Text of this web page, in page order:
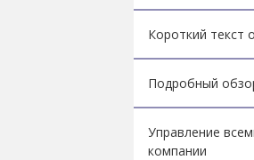
Короткий текст
Подробный
Управление
компании